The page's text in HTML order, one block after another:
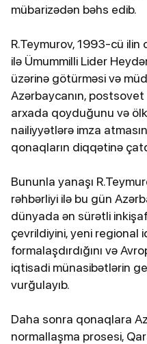
mübarizədən bəhs edib.
R.Teymurov, 1993-cü ilin
ilə Ümummilli Lider
üzərinə götürməsi və
Azərbaycanın,
arxada qoyduğunu və
nailiyyətlərə imza
qonaqların diqqətinə
Bununla yanaşı
rəhbərliyi ilə bu gün
dünyada ən sürətli
çevrildiyini, yeni regional
formalaşdırdığını və
iqtisadi münasibətlərin
vurğulayıb.
Daha sonra qonaqlara
normallaşma prosesi,